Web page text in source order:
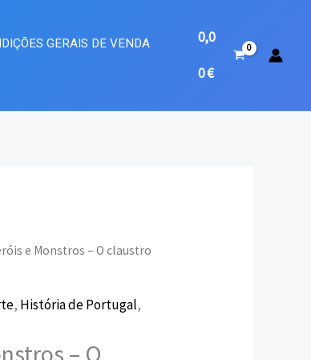
GERAIS DE VENDA
0,0
0€
e Monstros – O claustro
, História de Portugal,
– O